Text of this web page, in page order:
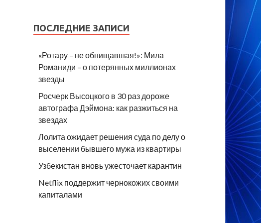
ПОСЛЕДНИЕ ЗАПИСИ
«Ротару – не обнищавшая!»: Мила
Романиди – о потерянных миллионах
звезды
Росчерк Высоцкого в 30 раз дороже
автографа Дэймона: как разжиться на
звездах
Лолита ожидает решения суда по делу о
выселении бывшего мужа из квартиры
Узбекистан вновь ужесточает карантин
Netflix поддержит чернокожих своими
капиталами